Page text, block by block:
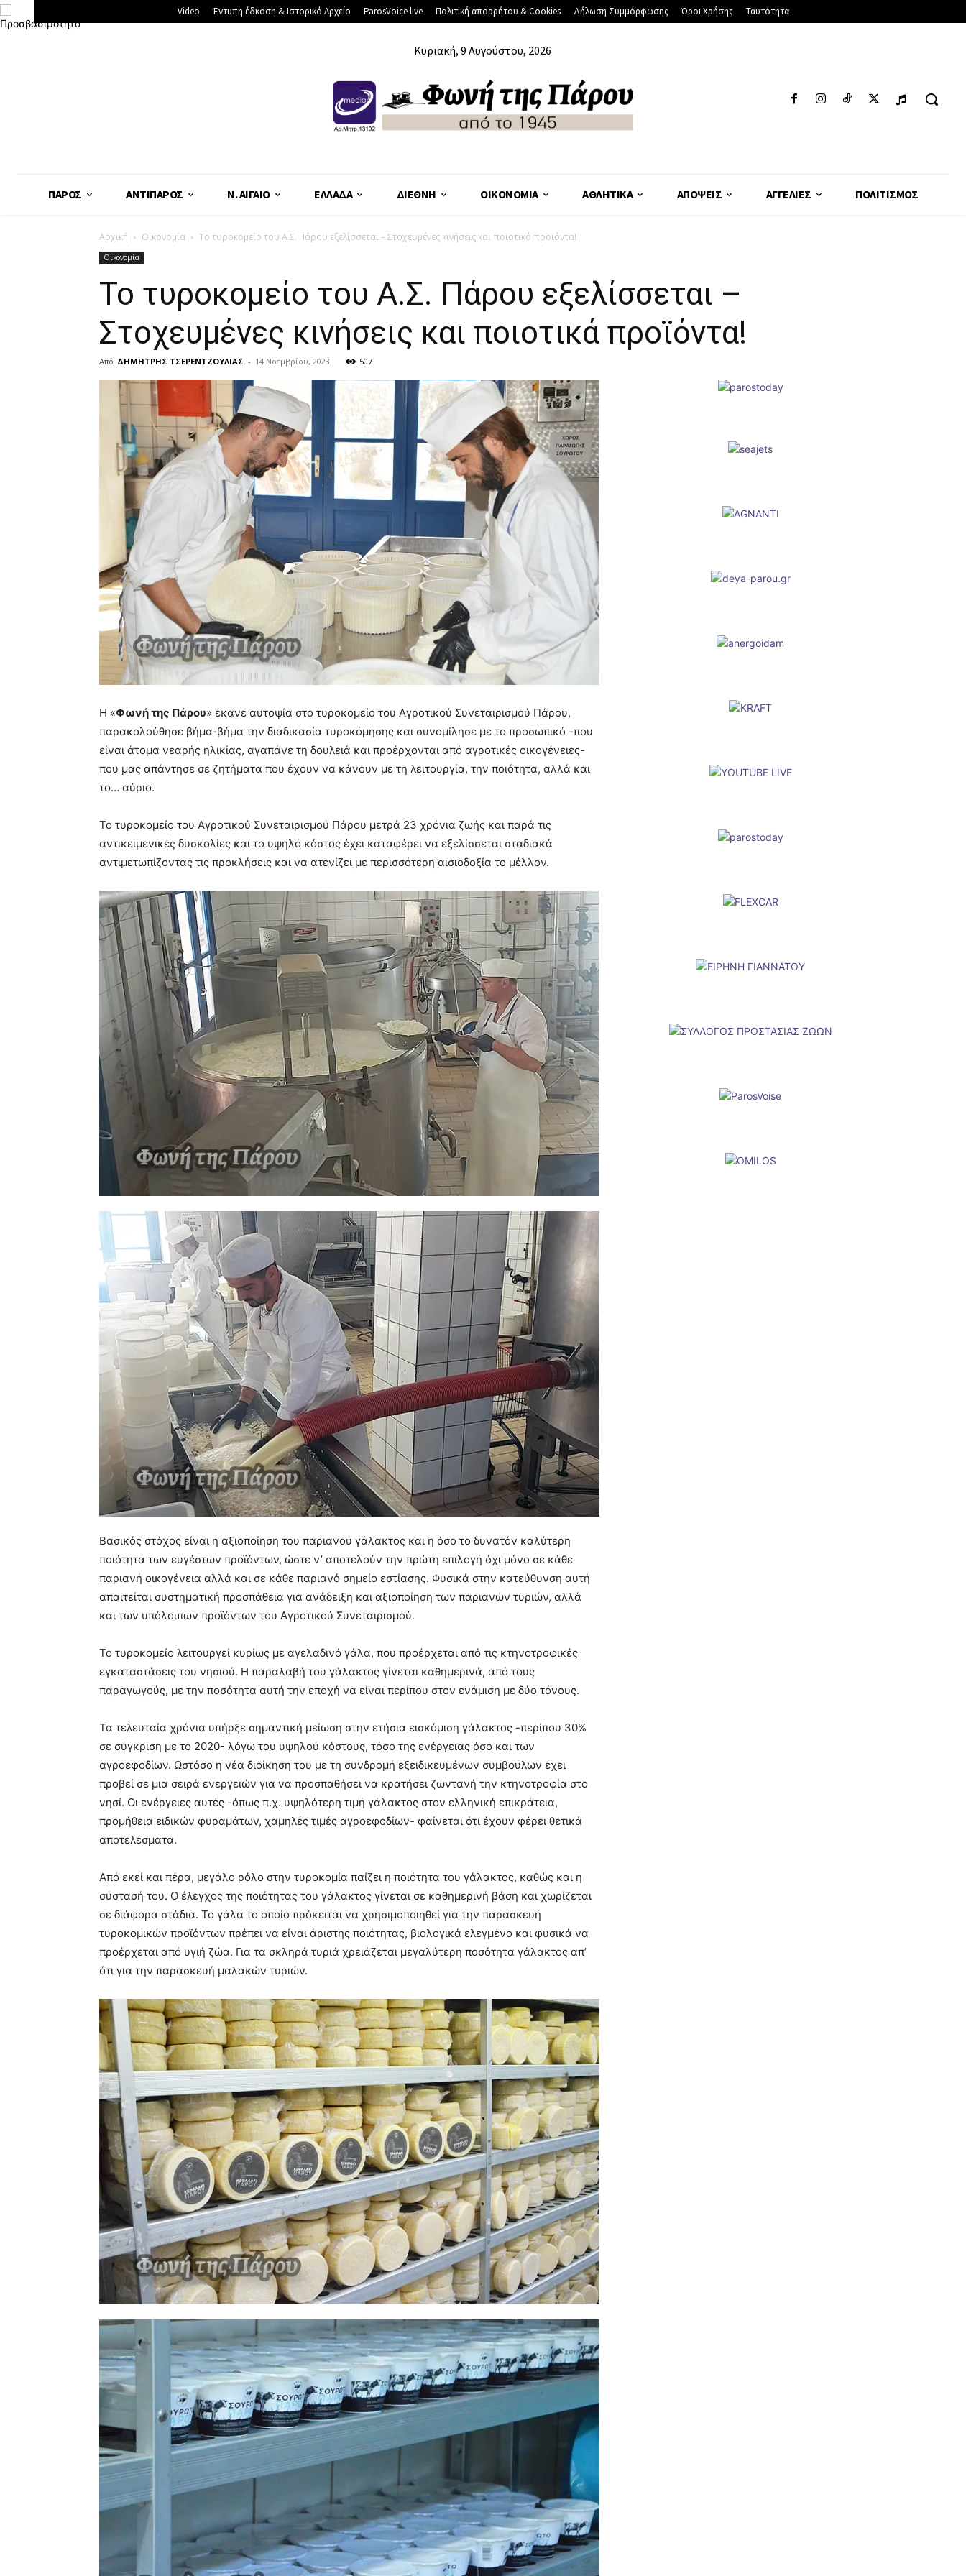
Video Έντυπη έδκοση & Ιστορικό Αρχείο ParosVoice live Πολιτική απορρήτου & Cookies Δήλωση Συμμόρφωσης Όροι Χρήσης Ταυτότητα
Κυριακή, 9 Αυγούστου, 2026
ΠΆΡΟΣ ΑΝΤΊΠΑΡΟΣ Ν. ΑΙΓΑΊΟ ΕΛΛΆΔΑ ΔΙΕΘΝΉ ΟΙΚΟΝΟΜΊΑ ΑΘΛΗΤΙΚΆ ΑΠΌΨΕΙΣ ΑΓΓΕΛΊΕΣ ΠΟΛΙΤΙΣΜΌΣ
Αρχική Οικονομία Το τυροκομείο του Α.Σ. Πάρου εξελίσσεται – Στοχευμένες κινήσεις και ποιοτικά προϊόντα!
Οικονομία
Το τυροκομείο του Α.Σ. Πάρου εξελίσσεται –
Στοχευμένες κινήσεις και ποιοτικά προϊόντα!
Από ΔΗΜΗΤΡΗΣ ΤΣΕΡΕΝΤΖΟΥΛΙΑΣ - 14 Νοεμβρίου, 2023 507
Η «Φωνή της Πάρου» έκανε αυτοψία στο τυροκομείο του Αγροτικού Συνεταιρισμού Πάρου,
παρακολούθησε βήμα-βήμα την διαδικασία τυροκόμησης και συνομίλησε με το προσωπικό -που
είναι άτομα νεαρής ηλικίας, αγαπάνε τη δουλειά και προέρχονται από αγροτικές οικογένειες-
που μας απάντησε σε ζητήματα που έχουν να κάνουν με τη λειτουργία, την ποιότητα, αλλά και
το… αύριο.
Το τυροκομείο του Αγροτικού Συνεταιρισμού Πάρου μετρά 23 χρόνια ζωής και παρά τις
αντικειμενικές δυσκολίες και το υψηλό κόστος έχει καταφέρει να εξελίσσεται σταδιακά
αντιμετωπίζοντας τις προκλήσεις και να ατενίζει με περισσότερη αισιοδοξία το μέλλον.
Βασικός στόχος είναι η αξιοποίηση του παριανού γάλακτος και η όσο το δυνατόν καλύτερη
ποιότητα των ευγέστων προϊόντων, ώστε ν’ αποτελούν την πρώτη επιλογή όχι μόνο σε κάθε
παριανή οικογένεια αλλά και σε κάθε παριανό σημείο εστίασης. Φυσικά στην κατεύθυνση αυτή
απαιτείται συστηματική προσπάθεια για ανάδειξη και αξιοποίηση των παριανών τυριών, αλλά
και των υπόλοιπων προϊόντων του Αγροτικού Συνεταιρισμού.
Το τυροκομείο λειτουργεί κυρίως με αγελαδινό γάλα, που προέρχεται από τις κτηνοτροφικές
εγκαταστάσεις του νησιού. Η παραλαβή του γάλακτος γίνεται καθημερινά, από τους
παραγωγούς, με την ποσότητα αυτή την εποχή να είναι περίπου στον ενάμιση με δύο τόνους.
Τα τελευταία χρόνια υπήρξε σημαντική μείωση στην ετήσια εισκόμιση γάλακτος -περίπου 30%
σε σύγκριση με το 2020- λόγω του υψηλού κόστους, τόσο της ενέργειας όσο και των
αγροεφοδίων. Ωστόσο η νέα διοίκηση του με τη συνδρομή εξειδικευμένων συμβούλων έχει
προβεί σε μια σειρά ενεργειών για να προσπαθήσει να κρατήσει ζωντανή την κτηνοτροφία στο
νησί. Οι ενέργειες αυτές -όπως π.χ. υψηλότερη τιμή γάλακτος στον ελληνική επικράτεια,
προμήθεια ειδικών φυραμάτων, χαμηλές τιμές αγροεφοδίων- φαίνεται ότι έχουν φέρει θετικά
αποτελέσματα.
Από εκεί και πέρα, μεγάλο ρόλο στην τυροκομία παίζει η ποιότητα του γάλακτος, καθώς και η
σύστασή του. Ο έλεγχος της ποιότητας του γάλακτος γίνεται σε καθημερινή βάση και χωρίζεται
σε διάφορα στάδια. Το γάλα το οποίο πρόκειται να χρησιμοποιηθεί για την παρασκευή
τυροκομικών προϊόντων πρέπει να είναι άριστης ποιότητας, βιολογικά ελεγμένο και φυσικά να
προέρχεται από υγιή ζώα. Για τα σκληρά τυριά χρειάζεται μεγαλύτερη ποσότητα γάλακτος απ’
ότι για την παρασκευή μαλακών τυριών.